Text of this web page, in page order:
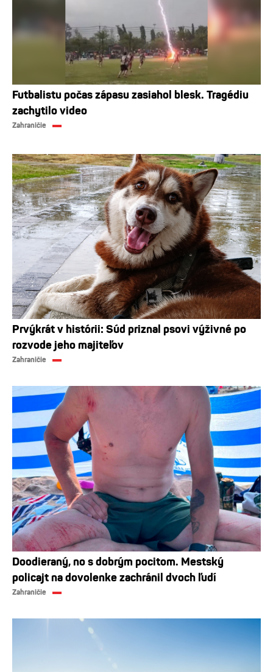
Futbalistu počas zápasu zasiahol blesk. Tragédiu
zachytilo video
Zahraničie
Prvýkrát v histórii: Súd priznal psovi výživné po
rozvode jeho majiteľov
Zahraničie
Doodieraný, no s dobrým pocitom. Mestský
policajt na dovolenke zachránil dvoch ľudí
Zahraničie